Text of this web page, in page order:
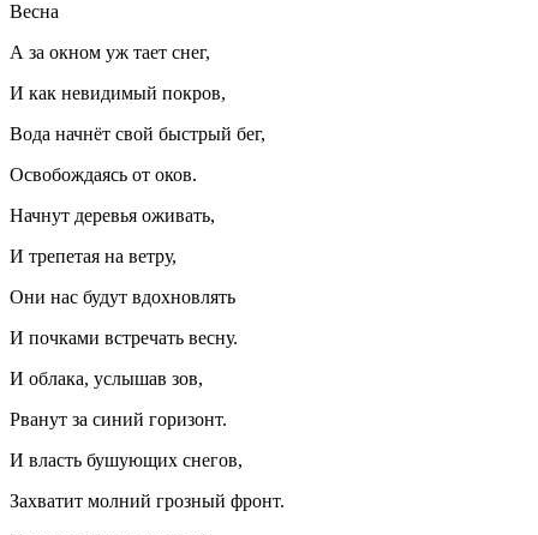
Весна
А за окном уж тает снег,
И как невидимый покров,
Вода начнёт свой быстрый бег,
Освобождаясь от оков.
Начнут деревья оживать,
И трепетая на ветру,
Они нас будут вдохновлять
И почками встречать весну.
И облака, услышав зов,
Рванут за синий горизонт.
И власть бушующих снегов,
Захватит молний грозный фронт.